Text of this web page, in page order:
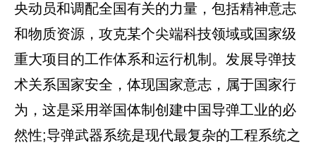
央动员和调配全国有关的力量，包括精神意志
和物质资源，攻克某个尖端科技领域或国家级
重大项目的工作体系和运行机制。发展导弹技
术关系国家安全，体现国家意志，属于国家行
为，这是采用举国体制创建中国导弹工业的必
然性;导弹武器系统是现代最复杂的工程系统之